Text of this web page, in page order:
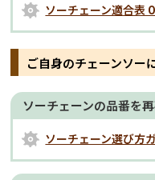
ソーチェーン適合表
ご自身のチェーンソー
ソーチェーンの品番を
ソーチェーン選び方